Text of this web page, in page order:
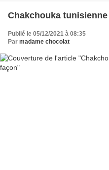
Chakchouka
Publié le 05/12/2021 à 08:35
Par madame chocolat